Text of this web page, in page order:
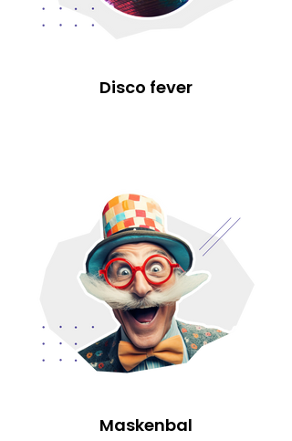
Disco fever
Maskenbal